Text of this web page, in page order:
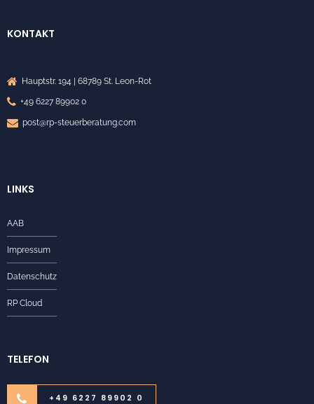
KONTAKT
Hauptstr. 194 | 68789 St. Leon-Rot
+49 6227 89902 0
post@rp-steuerberatung.com
LINKS
AAB
Impressum
Datenschutz
RP Cloud
TELEFON
+49 6227 89902 0